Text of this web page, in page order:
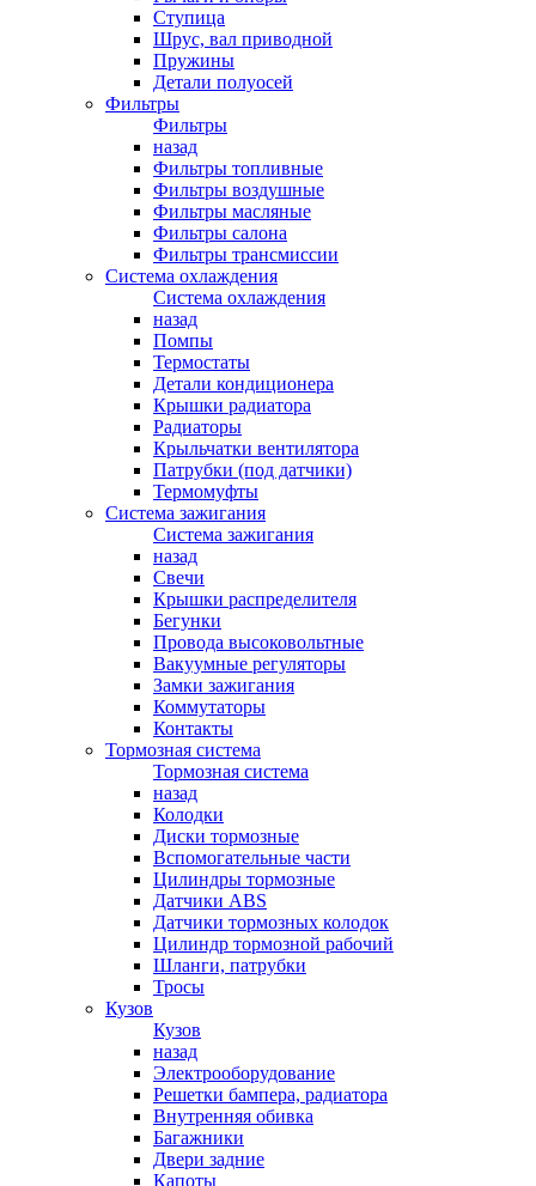
Ступица
Шрус, вал приводной
Пружины
Детали полуосей
Фильтры
Фильтры
назад
Фильтры топливные
Фильтры воздушные
Фильтры масляные
Фильтры салона
Фильтры трансмиссии
Система охлаждения
Система охлаждения
назад
Помпы
Термостаты
Детали кондиционера
Крышки радиатора
Радиаторы
Крыльчатки вентилятора
Патрубки (под датчики)
Термомуфты
Система зажигания
Система зажигания
назад
Свечи
Крышки распределителя
Бегунки
Провода высоковольтные
Вакуумные регуляторы
Замки зажигания
Коммутаторы
Контакты
Тормозная система
Тормозная система
назад
Колодки
Диски тормозные
Вспомогательные части
Цилиндры тормозные
Датчики ABS
Датчики тормозных колодок
Цилиндр тормозной рабочий
Шланги, патрубки
Тросы
Кузов
Кузов
назад
Электрооборудование
Решетки бампера, радиатора
Внутренняя обивка
Багажники
Двери задние
Капоты